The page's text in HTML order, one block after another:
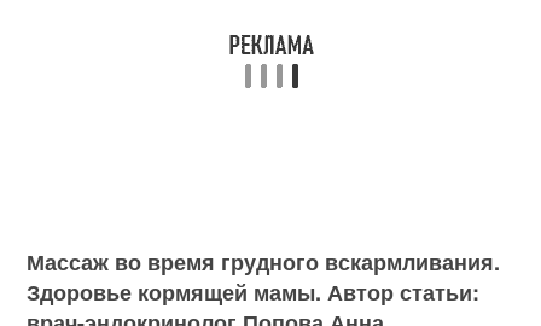
Массаж во время грудного вскармливания.
Здоровье кормящей мамы. Автор статьи: